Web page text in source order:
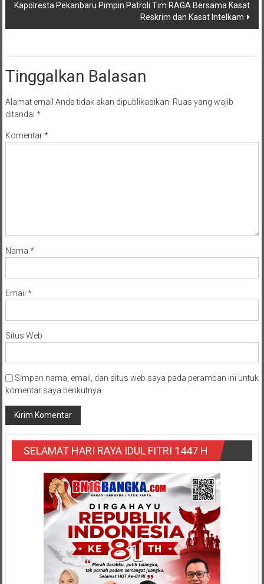
Kapolresta Pekanbaru Pimpin Patroli Tim RAGA Bersama Kasat
Reskrim dan Kasat Intelkam
Tinggalkan Balasan
Alamat email Anda tidak akan dipublikasikan. Ruas yang wajib
ditandai *
Komentar*
Nama *
Email *
Situs Web
Simpan nama, email, dan situs web saya pada peramban ini untuk
komentar saya berikutnya.
SELAMAT HARI RAYA IDUL FITRI 1447 H